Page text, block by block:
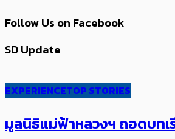
Follow Us on Facebook
SD Update
EXPERIENCETOP STORIES
มูลนิธิแม่ฟ้าหลวงฯ ถอดบทเ